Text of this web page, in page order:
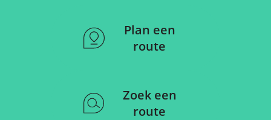
Plan een
route
Zoek een
route